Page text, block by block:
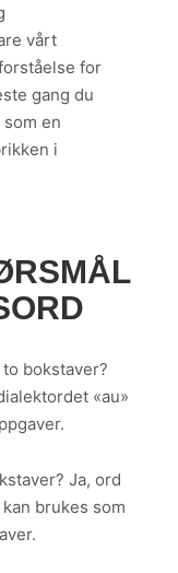
vårt
for
gang du
en
i
bokstaver?
«au»
Ja, ord
brukes som